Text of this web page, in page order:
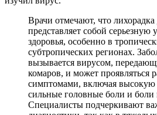
Врачи отмечают, что
представляет собой серьезную
здоровья, особенно в
субтропических регионах.
вызывается вирусом,
комаров, и может проявляться
симптомами, включая высокую
сильные головные боли и боли
Специалисты подчеркивают